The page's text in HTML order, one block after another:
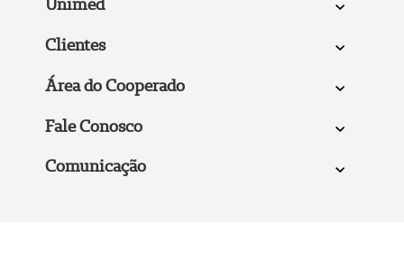
Clientes
Área do Cooperado
Fale Conosco
Comunicação